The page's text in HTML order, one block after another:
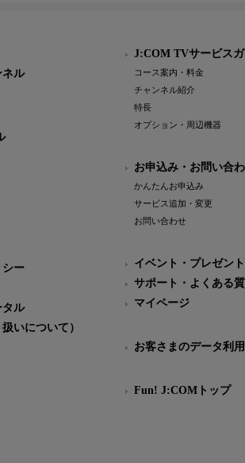
ネル
シー
タル
いについて）
J:COM TVサービス
コース案内・料金
チャンネル紹介
特長
オプション・周辺機器
お申込み・お問い合
かんたんお申込み
サービス追加・変更
お問い合わせ
イベント・プレゼント
サポート・よくある
マイページ
お客さまのデータ利
Fun! J:COMトップ